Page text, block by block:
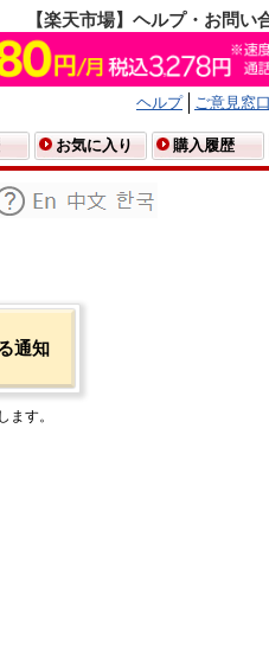
【楽天市場】ヘルプ・お問い
ヘルプ ご意見窓口
お気に入り 購入履歴
通知
ます。